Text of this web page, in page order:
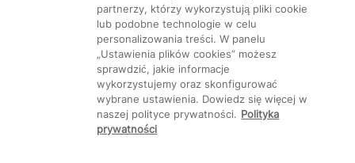
Ustawienia plików cookie
partnerzy, którzy wykorzystują pliki cookie
lub podobne technologie w celu
personalizowania treści. W panelu
„Ustawienia plików cookies” możesz
sprawdzić, jakie informacje
wykorzystujemy oraz skonfigurować
wybrane ustawienia. Dowiedz się więcej w
naszej polityce prywatności. Polityka
prywatności